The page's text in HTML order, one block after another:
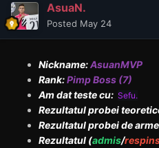
AsuaN.
Posted May 24
Nickname:AsuanMVP
Rank:Pimp Boss (7)
Am dat teste cu: Sefu.
Rezultatul probei
Rezultatul probei de
Rezultatul (admis/